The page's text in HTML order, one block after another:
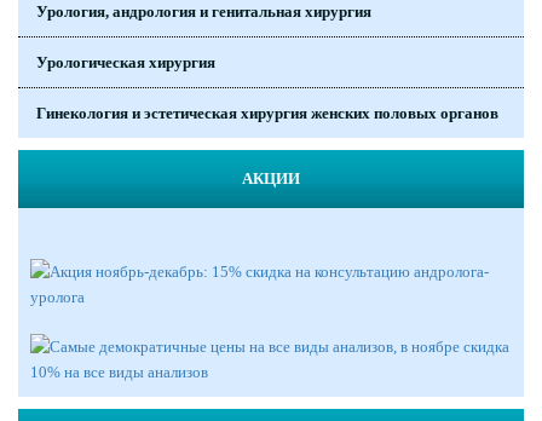
Урология, андрология и генитальная хирургия
Урологическая хирургия
Гинекология и эстетическая хирургия женских половых органов
АКЦИИ